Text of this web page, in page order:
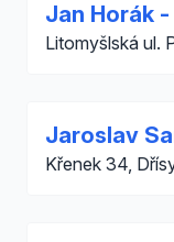
Jan Horák
Litomyšlská ul.
Jaroslav
Křenek 34,